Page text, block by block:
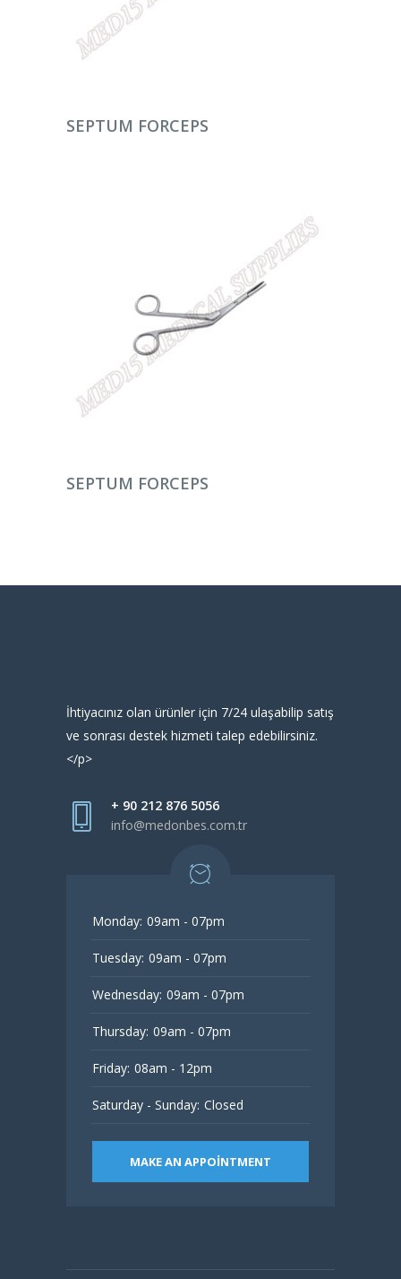
DEVAMINI OKU
SEPTUM FORCEPS
DEVAMINI OKU
SEPTUM FORCEPS
İhtiyacınız olan ürünler için 7/24 ulaşabilip satış
ve sonrası destek hizmeti talep edebilirsiniz.
</p>
+ 90 212 876 5056
info@medonbes.com.tr
Monday: 09am - 07pm
Tuesday: 09am - 07pm
Wednesday: 09am - 07pm
Thursday: 09am - 07pm
Friday: 08am - 12pm
Saturday - Sunday: Closed
MAKE AN APPOINTMENT